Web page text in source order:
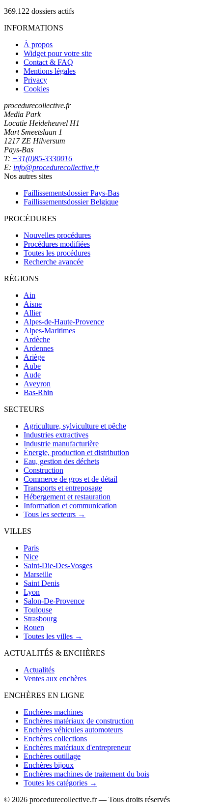
369.122 dossiers actifs
INFORMATIONS
À propos
Widget pour votre site
Contact & FAQ
Mentions légales
Privacy
Cookies
procedurecollective.fr
Media Park
Locatie Heideheuvel H1
Mart Smeetslaan 1
1217 ZE Hilversum
Pays-Bas
T: +31(0)85-3330016
E: info@procedurecollective.fr
Nos autres sites
Faillissementsdossier Pays-Bas
Faillissementsdossier Belgique
PROCÉDURES
Nouvelles procédures
Procédures modifiées
Toutes les procédures
Recherche avancée
RÉGIONS
Ain
Aisne
Allier
Alpes-de-Haute-Provence
Alpes-Maritimes
Ardèche
Ardennes
Ariège
Aube
Aude
Aveyron
Bas-Rhin
SECTEURS
Agriculture, sylviculture et pêche
Industries extractives
Industrie manufacturière
Énergie, production et distribution
Eau, gestion des déchets
Construction
Commerce de gros et de détail
Transports et entreposage
Hébergement et restauration
Information et communication
Tous les secteurs →
VILLES
Paris
Nice
Saint-Die-Des-Vosges
Marseille
Saint Denis
Lyon
Salon-De-Provence
Toulouse
Strasbourg
Rouen
Toutes les villes →
ACTUALITÉS & ENCHÈRES
Actualités
Ventes aux enchères
ENCHÈRES EN LIGNE
Enchères machines
Enchères matériaux de construction
Enchères véhicules automoteurs
Enchères collections
Enchères matériaux d'entrepreneur
Enchères outillage
Enchères bijoux
Enchères machines de traitement du bois
Toutes les catégories →
© 2026 procedurecollective.fr — Tous droits réservés